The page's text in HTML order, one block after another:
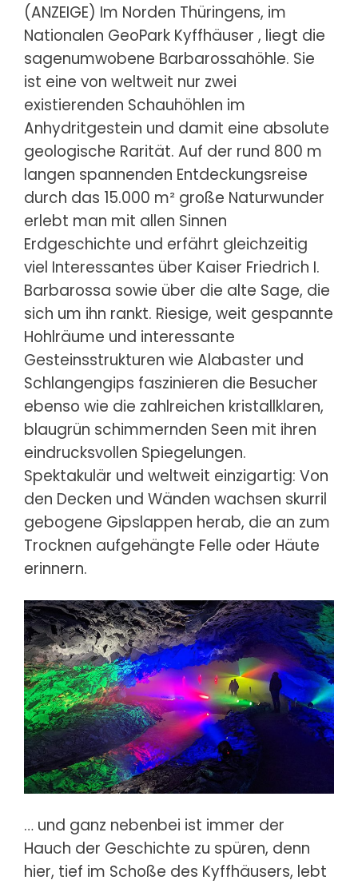
(ANZEIGE) Im Norden Thüringens, im
Nationalen GeoPark Kyffhäuser , liegt die
sagenumwobene Barbarossahöhle. Sie
ist eine von weltweit nur zwei
existierenden Schauhöhlen im
Anhydritgestein und damit eine absolute
geologische Rarität. Auf der rund 800 m
langen spannenden Entdeckungsreise
durch das 15.000 m² große Naturwunder
erlebt man mit allen Sinnen
Erdgeschichte und erfährt gleichzeitig
viel Interessantes über Kaiser Friedrich I.
Barbarossa sowie über die alte Sage, die
sich um ihn rankt. Riesige, weit gespannte
Hohlräume und interessante
Gesteinsstrukturen wie Alabaster und
Schlangengips faszinieren die Besucher
ebenso wie die zahlreichen kristallklaren,
blaugrün schimmernden Seen mit ihren
eindrucksvollen Spiegelungen.
Spektakulär und weltweit einzigartig: Von
den Decken und Wänden wachsen skurril
gebogene Gipslappen herab, die an zum
Trocknen aufgehängte Felle oder Häute
erinnern.
… und ganz nebenbei ist immer der
Hauch der Geschichte zu spüren, denn
hier, tief im Schoße des Kyffhäusers, lebt